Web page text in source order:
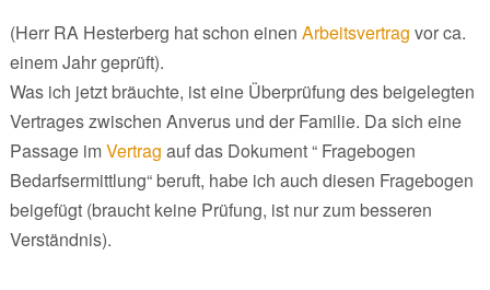
(Herr RA Hesterberg hat schon einen Arbeitsvertrag vor ca.
einem Jahr geprüft).
Was ich jetzt bräuchte, ist eine Überprüfung des beigelegten
Vertrages zwischen Anverus und der Familie. Da sich eine
Passage imVertrag auf das Dokument “ Fragebogen
Bedarfsermittlung“ beruft, habe ich auch diesen Fragebogen
beigefügt (braucht keine Prüfung, ist nur zum besseren
Verständnis).